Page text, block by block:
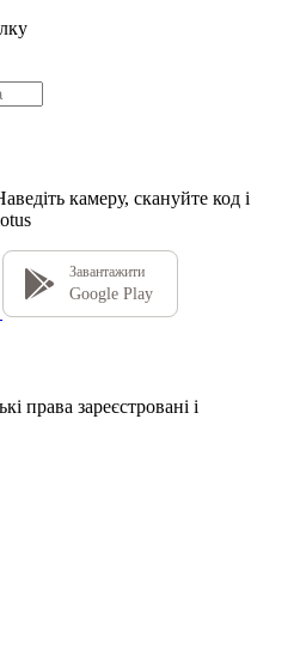
камеру, скануйте код і
Завантажити
Google Play
права зареєстровані і